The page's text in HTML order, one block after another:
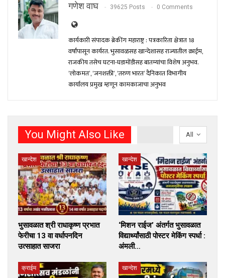
गणेश वाघ 39625 Posts 0 Comments
कार्यकारी संपादक ब्रेकींग महाराष्ट्र : पत्रकारिता क्षेत्रात 18
वर्षांपासून कार्यरत. भुसावळसह खान्देशासह राज्यातील क्राईम,
राजकीय तसेच घटना-घडामोंडीसह बातम्यांचा विशेष अनुभव.
‘लोकमत’, ‘जनशक्ती’, ‘तरुण भारत’ दैनिकात विभागीय
कार्यालय प्रमुख म्हणून कामकाजाचा अनुभव
All
You Might Also Like
खान्देश
भुसावळात श्री राधाकृष्ण प्रभात
फेरीचा 13 वा वर्धापनदिन
उत्साहात साजरा
खान्देश
‘मिशन राईज’ अंतर्गत भुसावळात
विद्यार्थ्यांसाठी पोस्टर मेकिंग स्पर्धा :
अंमली…
क्राईम खान्देश